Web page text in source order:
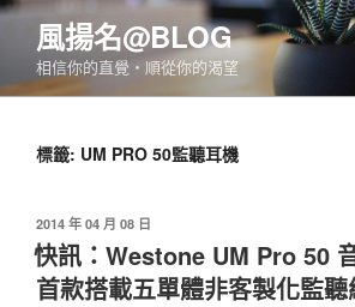
跳
要
風揚名@BLOG
相信你的直覺‧順從你的渴望
標籤: UM PRO 50監聽耳機
發
佈
於
2014 年 04 月 08 日
快訊：Westone UM Pro 50
首款搭載五單體非客製化監